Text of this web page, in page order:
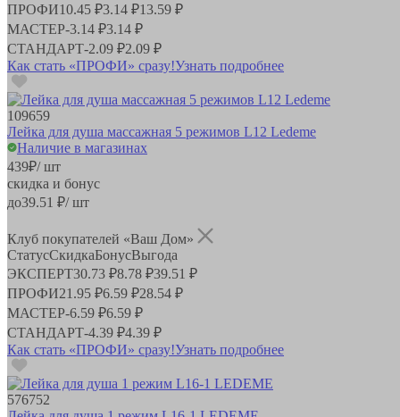
ПРОФИ10.45 ₽3.14 ₽13.59 ₽
МАСТЕР-3.14 ₽3.14 ₽
СТАНДАРТ-2.09 ₽2.09 ₽
Как стать «ПРОФИ» сразу!Узнать подробнее
109659
Лейка для душа массажная 5 режимов L12 Ledeme
Наличие в магазинах
439₽/ шт
скидка и бонус
до39.51 ₽/ шт
Клуб покупателей «Ваш Дом»
СтатусСкидкаБонусВыгода
ЭКСПЕРТ30.73 ₽8.78 ₽39.51 ₽
ПРОФИ21.95 ₽6.59 ₽28.54 ₽
МАСТЕР-6.59 ₽6.59 ₽
СТАНДАРТ-4.39 ₽4.39 ₽
Как стать «ПРОФИ» сразу!Узнать подробнее
576752